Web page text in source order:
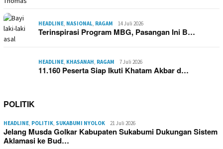
HEADLINE, NASIONAL, RAGAM 14 Juli 2026
Terinspirasi Program MBG, Pasangan Ini B…
HEADLINE, KHASANAH, RAGAM 7 Juli 2026
11.160 Peserta Siap Ikuti Khatam Akbar d…
POLITIK
HEADLINE, POLITIK, SUKABUMI NYOLOK 21 Juli 2026
Jelang Musda Golkar Kabupaten Sukabumi Dukungan Sistem
Aklamasi ke Bud…